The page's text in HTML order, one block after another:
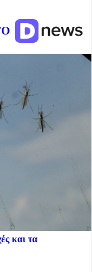
και τα